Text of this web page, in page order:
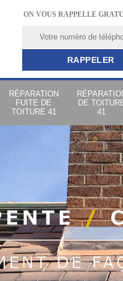
ON VOUS RAPPELLE
RÉPARATION
FUITE DE
TOITURE 41
DE
41